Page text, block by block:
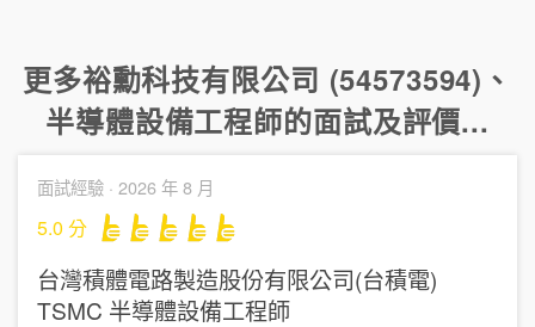
更多裕勳科技有限公司 (54573594) 、
半導體設備工程師的面試及評價...
面試經驗 · 2026 年 8 月
5.0 分
台灣積體電路製造股份有限公司(台積電)
TSMC 半導體設備工程師